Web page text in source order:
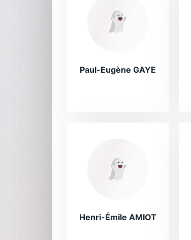
Paul-Eugène GAYE
Henri-Émile AMIOT